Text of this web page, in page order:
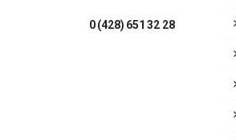
0 (428) 651 32 28